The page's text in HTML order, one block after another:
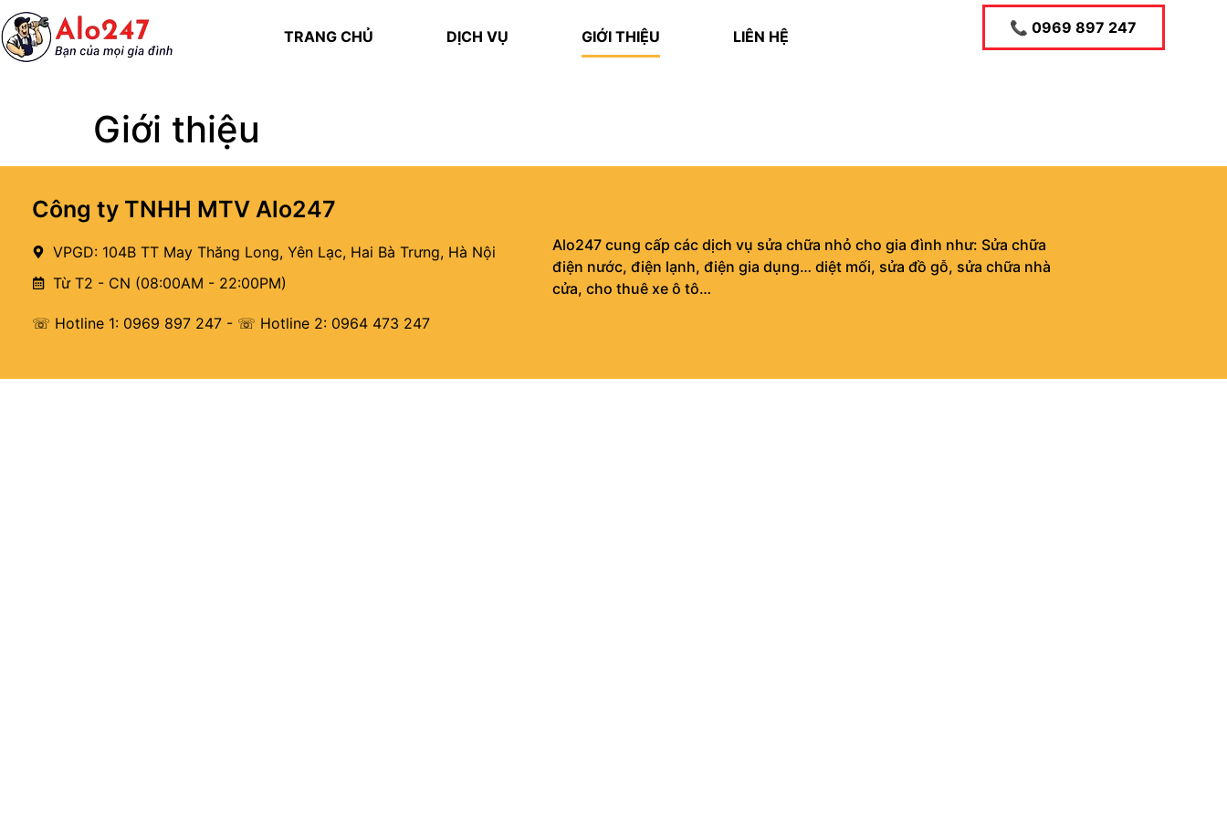
TRANG CHỦ DỊCH VỤ GIỚI THIỆU LIÊN HỆ 📞 0969 897 247
Giới thiệu
Công ty TNHH MTV Alo247
VPGD: 104B TT May Thăng Long, Yên Lạc, Hai Bà Trưng, Hà Nội
Từ T2 - CN (08:00AM - 22:00PM)
☏ Hotline 1: 0969 897 247 - ☏ Hotline 2: 0964 473 247
Alo247 cung cấp các dịch vụ sửa chữa nhỏ cho gia đình như: Sửa chữa
điện nước, điện lạnh, điện gia dụng… diệt mối, sửa đồ gỗ, sửa chữa nhà
cửa, cho thuê xe ô tô…